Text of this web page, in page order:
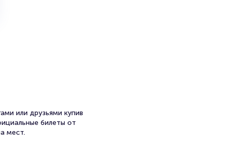
или друзьями купив
билеты от
мест.